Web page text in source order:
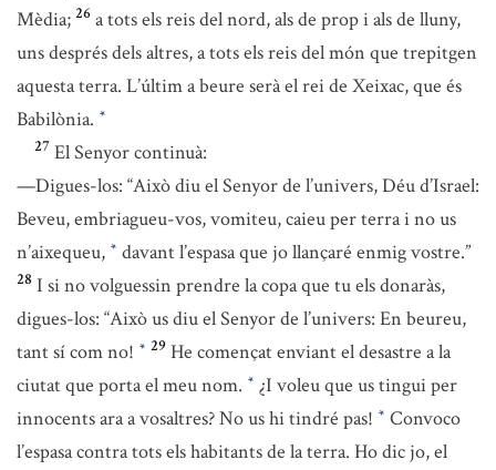
Mèdia; 26 a tots els reis del nord, als de prop i als de lluny,
uns després dels altres, a tots els reis del món que trepitgen
aquesta terra. L’últim a beure serà el rei de Xeixac, que és
Babilònia. *
27 El Senyor continuà:
—Digues-los: “Això diu el Senyor de l’univers, Déu d’Israel:
Beveu, embriagueu-vos, vomiteu, caieu per terra i no us
n’aixequeu, * davant l’espasa que jo llançaré enmig vostre.”
28 I si no volguessin prendre la copa que tu els donaràs,
digues-los: “Això us diu el Senyor de l’univers: En beureu,
tant sí com no! * 29 He començat enviant el desastre a la
ciutat que porta el meu nom. * ¿I voleu que us tingui per
innocents ara a vosaltres? No us hi tindré pas! * Convoco
l’espasa contra tots els habitants de la terra. Ho dic jo, el